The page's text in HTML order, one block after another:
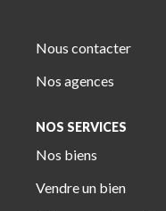
Nous contacter
Nos agences
NOS SERVICES
Nos biens
Vendre un bien